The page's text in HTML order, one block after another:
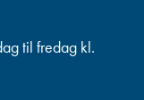
til fredag kl.